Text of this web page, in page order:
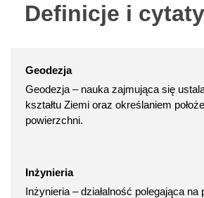
Definicje i cytaty
Geodezja
Geodezja – nauka zajmująca się
kształtu Ziemi oraz określaniem
powierzchni.
Inżynieria
Inżynieria – działalność polegająca na